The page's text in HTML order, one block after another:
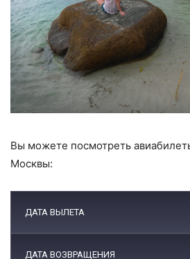
Вы можете посмотреть
Москвы:
ДАТА ВЫЛЕТА
ДАТА ВОЗВРАЩЕНИЯ